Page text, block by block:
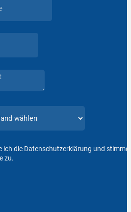
ich die Datenschutzerklärung und
zu.